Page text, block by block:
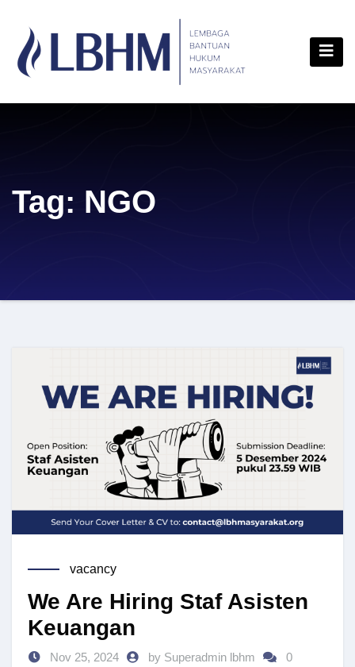
content
Tag: NGO
vacancy
We Are Hiring Staf Asisten
Keuangan
Nov 25, 2024 by Superadmin lbhm
0